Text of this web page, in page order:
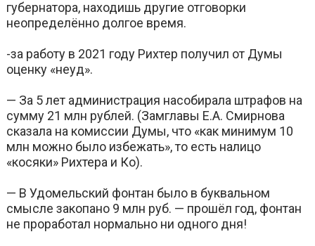
губернатора, находишь другие отговорки
неопределённо долгое время.
-за работу в 2021 году Рихтер получил от Думы
оценку «неуд».
— За 5 лет администрация насобирала штрафов на
сумму 21 млн рублей. (Замглавы Е.А. Смирнова
сказала на комиссии Думы, что «как минимум 10
млн можно было избежать», то есть налицо
«косяки» Рихтера и Ко).
— В Удомельский фонтан было в буквальном
смысле закопано 9 млн руб. — прошёл год, фонтан
не проработал нормально ни одного дня!